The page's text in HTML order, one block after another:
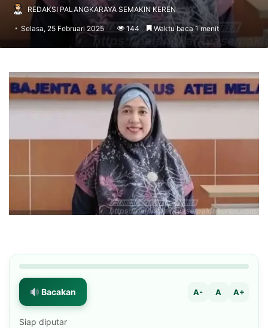
REDAKSI PALANGKARAYA SEMAKIN KEREN
Selasa, 25 Februari 2025 144 Waktu baca 1 menit
Bacakan A- A A+
Siap diputar